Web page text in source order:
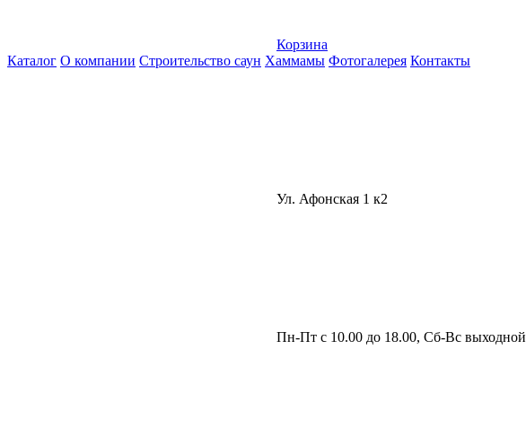
Корзина
Каталог О компании Строительство саун Хаммамы Фотогалерея Контакты
Ул. Афонская 1 к2
Пн-Пт с 10.00 до 18.00, Сб-Вс выходной